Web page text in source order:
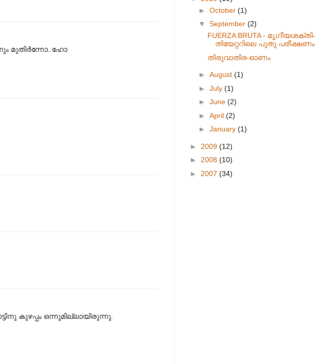
മുതിർന്നോ..ഹോ
കുഴപ്പം ഒന്നുമില്ലായിരുന്നു.
► October (1)
▼ September (2)
FUERZA BRUTA - മൃഗീയശക്തി-
തിയേറ്ററിലെ പുതു പരീക്ഷണം
തിരുവാതിര-ഓണം
► August (1)
► July (1)
► June (2)
► April (2)
► January (1)
► 2009 (12)
► 2008 (10)
► 2007 (34)